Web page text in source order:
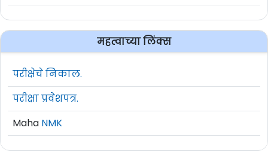
महत्वाच्या लिंक्स
परीक्षेचे निकाल.
परीक्षा प्रवेशपत्र.
Maha NMK